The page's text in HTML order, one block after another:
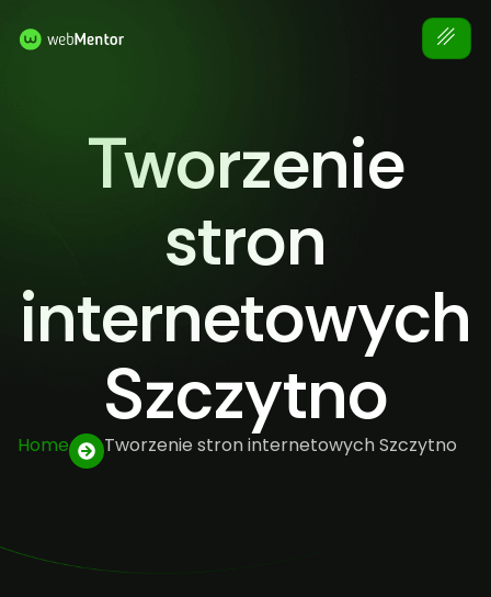
Tworzenie
stron
internetowych
Szczytno
Home Tworzenie stron internetowych Szczytno